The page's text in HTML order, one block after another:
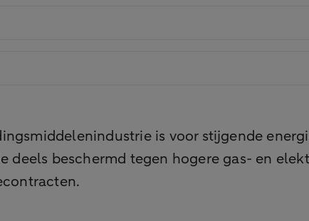
is voor stijgende
beschermd tegen hogere gas- en